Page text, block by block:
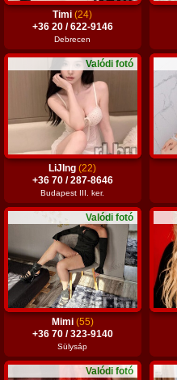
Timi(24)
+36 20 / 622-9146
Debrecen
Valódi fotó
LiJIng(22)
+36 70 / 287-8646
Budapest III. ker.
Valódi fotó
Mimi (55)
+36 70 / 323-9140
Sülysáp
Valódi fotó